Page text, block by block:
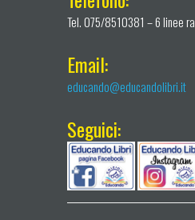
Tel. 075/8510381 – 6 linee ra
Email:
educando@educandolibri.it
Seguici: